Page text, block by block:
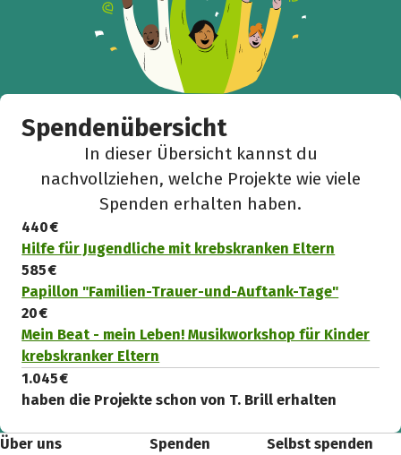
Spendenübersicht
In dieser Übersicht kannst du
nachvollziehen, welche Projekte wie viele
Spenden erhalten haben.
440 €
Hilfe für Jugendliche mit krebskranken Eltern
585 €
Papillon "Familien-Trauer-und-Auftank-Tage"
20 €
Mein Beat - mein Leben! Musikworkshop für Kinder
krebskranker Eltern
1.045 €
haben die Projekte schon von T. Brill erhalten
Über uns
Spenden
Selbst spenden